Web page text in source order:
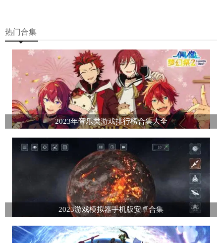
热门合集
2023年音乐类游戏排行榜合集大全
2023游戏模拟器手机版安卓合集